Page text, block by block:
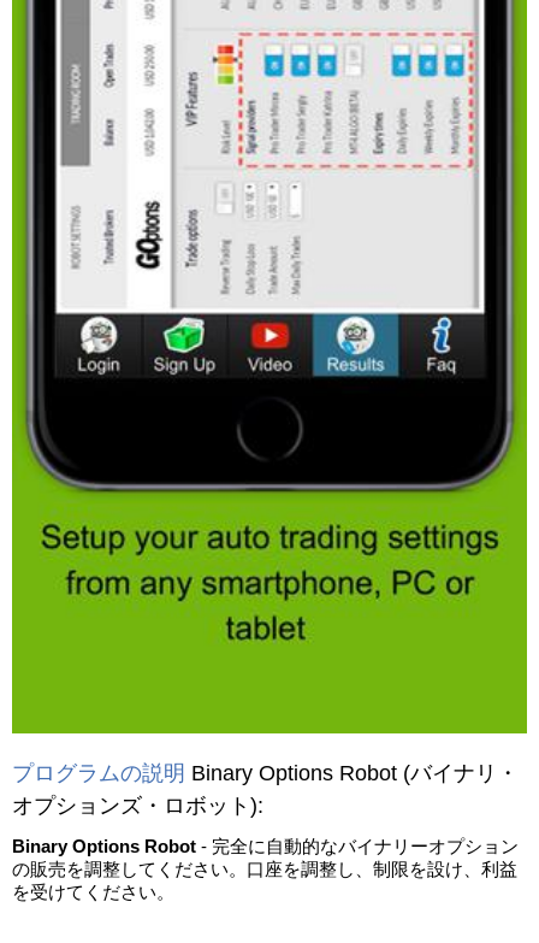
プログラムの説明 Binary Options Robot (バイナリ・
オプションズ・ロボット):
Binary Options Robot - 完全に自動的なバイナリーオプション
の販売を調整してください。口座を調整し、制限を設け、利益
を受けてください。